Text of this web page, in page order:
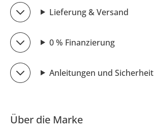
Lieferung & Versand
0 % Finanzierung
Anleitungen und Sicherheit
Über die Marke